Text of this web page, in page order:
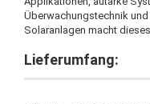
Überwachungstechnik
Solaranlagen macht
Lieferumfang: